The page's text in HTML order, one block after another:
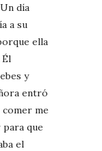
día
a su
ella
y
entró
me
para que
el